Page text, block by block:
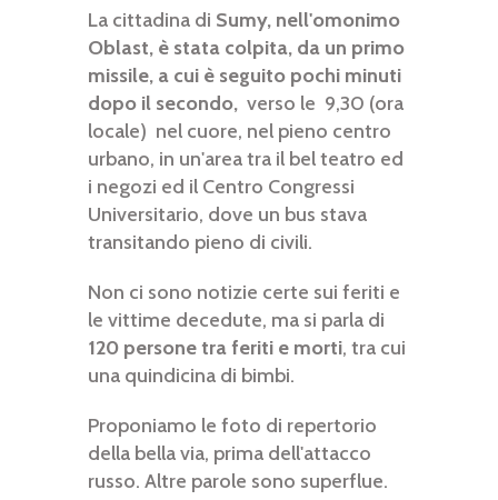
La cittadina di Sumy, nell'omonimo
Oblast, è stata colpita, da un primo
missile, a cui è seguito pochi minuti
dopo il secondo,verso le 9,30 (ora
locale) nel cuore, nel pieno centro
urbano, in un'area tra il bel teatro ed
i negozi ed il Centro Congressi
Universitario, dove un bus stava
transitando pieno di civili.
Non ci sono notizie certe sui feriti e
le vittime decedute, ma si parla di
120 persone tra feriti e morti, tra cui
una quindicina di bimbi.
Proponiamo le foto di repertorio
della bella via, prima dell'attacco
russo. Altre parole sono superflue.